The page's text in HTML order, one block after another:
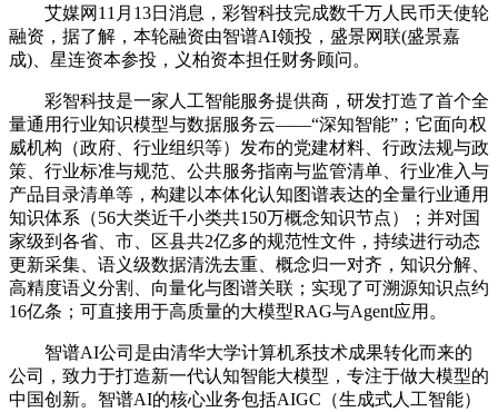
艾媒网11月13日消息，彩智科技完成数千万人民币天使轮
融资，据了解，本轮融资由智谱AI领投，盛景网联(盛景嘉
成)、星连资本参投，义柏资本担任财务顾问。
彩智科技是一家人工智能服务提供商，研发打造了首个全
量通用行业知识模型与数据服务云——“深知智能”；它面向权
威机构（政府、行业组织等）发布的党建材料、行政法规与政
策、行业标准与规范、公共服务指南与监管清单、行业准入与
产品目录清单等，构建以本体化认知图谱表达的全量行业通用
知识体系（56大类近千小类共150万概念知识节点）；并对国
家级到各省、市、区县共2亿多的规范性文件，持续进行动态
更新采集、语义级数据清洗去重、概念归一对齐，知识分解、
高精度语义分割、向量化与图谱关联；实现了可溯源知识点约
16亿条；可直接用于高质量的大模型RAG与Agent应用。
‌智谱AI公司‌是由清华大学计算机系技术成果转化而来的
公司，致力于打造新一代认知智能大模型，专注于做大模型的
中国创新。智谱AI的核心业务包括AIGC（生成式人工智能）